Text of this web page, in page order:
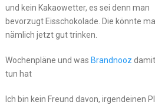
und kein Kakaowetter, es sei denn man
bevorzugt Eisschokolade. Die könnte
nämlich jetzt gut trinken.
Wochenpläne und was Brandnooz
tun hat
Ich bin kein Freund davon, irgendeinen